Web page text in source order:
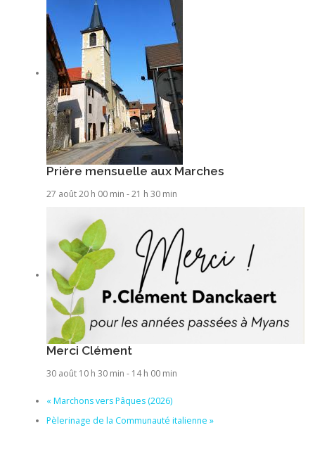
Prière mensuelle aux Marches
27 août 20 h 00 min -21 h 30 min
Merci Clément
30 août 10 h 30 min - 14 h 00 min
« Marchons vers Pâques (2026)
Pèlerinage de la Communauté italienne »